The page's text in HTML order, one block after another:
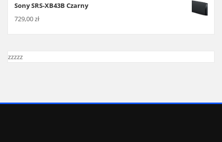
Sony SRS-XB43B Czarny
729,00zł
zzzzz